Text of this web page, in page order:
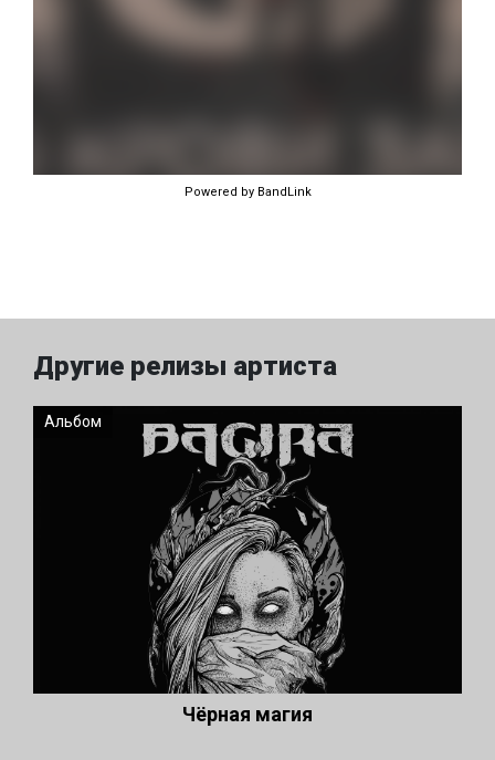
Powered by BandLink
Другие релизы артиста
Альбом
Чёрная магия